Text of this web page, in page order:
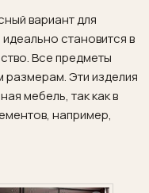
вариант для
становится в
Все предметы
размерам. Эти изделия
мебель, так как в
например,